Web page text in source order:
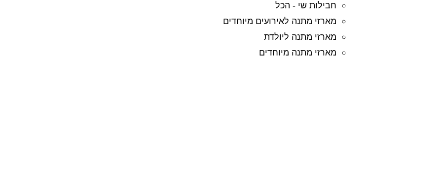
חבילות שי - הכל
מארזי מתנה לאירועים מיוחדים
מארזי מתנה ליולדת
מארזי מתנה מיוחדים